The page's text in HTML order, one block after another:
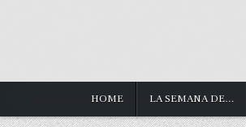
HOME LA SEMANA DE…